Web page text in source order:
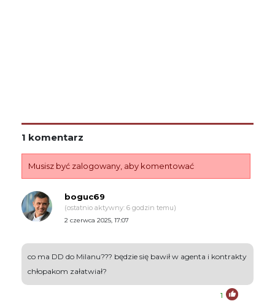
1 komentarz
Musisz być zalogowany, aby komentować
boguc69
(ostatnio aktywny: 6 godzin temu)
2 czerwca 2025, 17:07
co ma DD do Milanu??? będzie się bawił w agenta i kontrakty
chłopakom załatwiał?
1